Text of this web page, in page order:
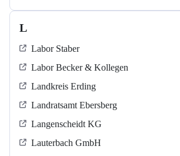
L
Labor Staber
Labor Becker & Kollegen
Landkreis Erding
Landratsamt Ebersberg
Langenscheidt KG
Lauterbach GmbH